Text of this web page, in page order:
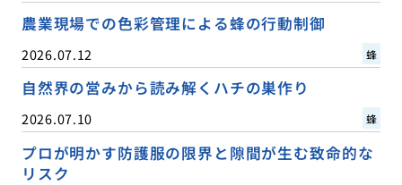
農業現場での色彩管理による蜂の行動制御
2026.07.12 蜂
自然界の営みから読み解くハチの巣作り
2026.07.10 蜂
プロが明かす防護服の限界と隙間が生む致命的な
リスク